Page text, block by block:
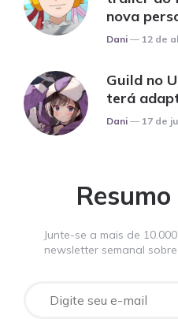
nova
Posted
Dani 12 de
Guild no
terá
Posted
Dani 17 de
Junte-se a mais de
newsletter semanal